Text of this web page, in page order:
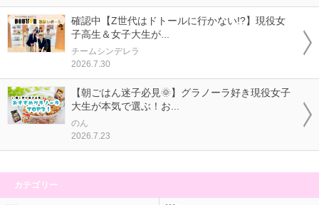
確認中【Z世代はドトールに行かない!?】現役女
子高生＆女子大生が...
チームシンデレラ
2026.7.30
【朝ごはん迷子必見🌞】グラノーラ好き現役女子
大生が本気で選ぶ！お...
のん
2026.7.23
カテゴリー